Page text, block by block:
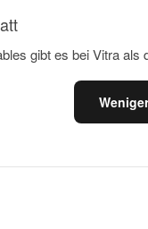
gibt es bei Vitra als